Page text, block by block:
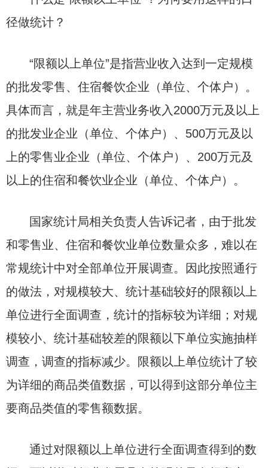
径做统计？
“限额以上单位”是指营业收入达到一定规模
的批发零售、住宿餐饮企业（单位、个体户）。
具体而言，就是年主营业务收入2000万元及以上
的批发业企业（单位、个体户）、500万元及以
上的零售业企业（单位、个体户）、200万元及
以上的住宿和餐饮业企业（单位、个体户）。
国家统计局相关负责人告诉记者，由于批发
和零售业、住宿和餐饮业单位数量众多，难以在
常规统计中对全部单位开展调查。因此按照通行
的做法，对规模较大、统计基础较好的限额以上
单位进行全面调查，统计的指标较为详细；对规
模较小、统计基础较差的限额以下单位实施抽样
调查，调查的指标减少。限额以上单位统计了较
为详细的商品类值数据，可以得到这部分单位主
要商品类值的零售额数据。
通过对限额以上单位进行全面调查得到的数